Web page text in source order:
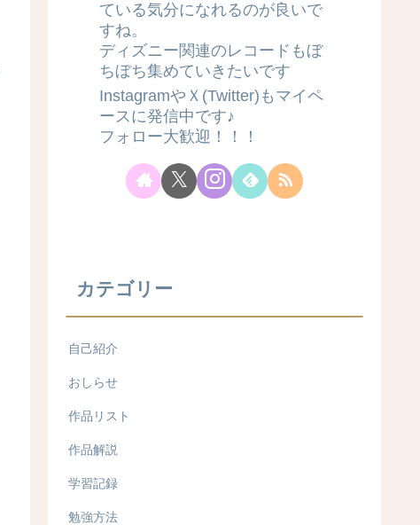
ている気分になれるのが良いで
すね。
ディズニー関連のレコードもぼ
ちぼち集めていきたいです
InstagramやＸ(Twitter)もマイペ
ースに発信中です♪
フォロー大歓迎！！！
カテゴリー
自己紹介
おしらせ
作品リスト
作品解説
学習記録
勉強方法